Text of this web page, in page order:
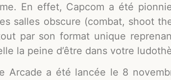
En effet, Capcom a été
salles obscure (combat, shoot
par son format unique
la peine d’être dans votre
Arcade a été lancée le 8